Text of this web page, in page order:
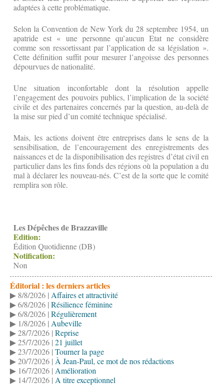
adaptées à cette problématique.
Selon la Convention de New York du 28 septembre 1954, un
apatride est « une personne qu’aucun Etat ne considère
comme son ressortissant par l’application de sa législation ».
Cette définition suffit pour mesurer l’angoisse des personnes
dépourvues de nationalité.
Une situation inconfortable dont la résolution appelle
l’engagement des pouvoirs publics, l’implication de la société
civile et des partenaires concernés par la question, au-delà de
la mise sur pied d’un comité technique spécialisé.
Mais, les actions doivent être entreprises dans le sens de la
sensibilisation, de l’encouragement des enregistrements des
naissances et de la disponibilisation des registres d’état civil en
particulier dans les fins fonds des régions où la population a du
mal à déclarer les nouveau-nés. C’est de la sorte que le comité
remplira son rôle.
Les Dépêches de Brazzaville
Edition:
Édition Quotidienne (DB)
Notification:
Non
Éditorial : les derniers articles
▶ 8/8/2026 | Affaires et attractivité
▶ 6/8/2026 | Résilience féminine
▶ 6/8/2026 | Régulièrement
▶ 1/8/2026 | Aubeville
▶ 28/7/2026 | Reprise
▶ 25/7/2026 | 21 juillet
▶ 23/7/2026 | Tourner la page
▶ 20/7/2026 | À Jean-Paul, ce mot de nos rédactions
▶ 16/7/2026 | Amélioration
▶ 14/7/2026 | A titre exceptionnel